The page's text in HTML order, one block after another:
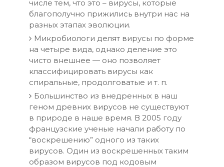
числе тем, что это – вирусы, которые
благополучно прижились внутри нас на
разных этапах эволюции.
Микробиологи делят вирусы по форме
на четыре вида, однако деление это
чисто внешнее — оно позволяет
классифицировать вирусы как
спиральные, продолговатые и т. п.
Большинство из внедренных в наш
геном древних вирусов не существуют
в природе в наше время. В 2005 году
французские ученые начали работу по
“воскрешению” одного из таких
вирусов. Один из воскрешенных таким
образом вирусов под кодовым